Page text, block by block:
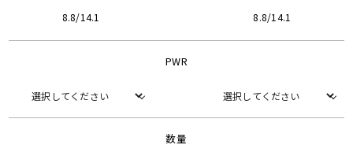
8.8/14.1 8.8/14.1
PWR
数量